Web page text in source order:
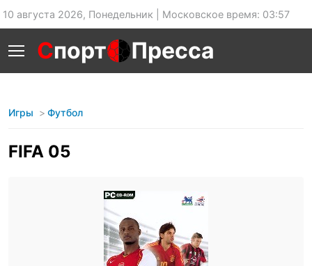
10 августа 2026, Понедельник | Московское время: 03:57
Спорт Пресса
Игры Футбол
FIFA 05